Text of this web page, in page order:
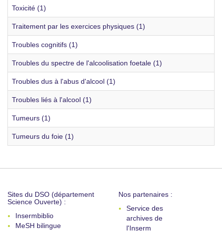
Toxicité (1)
Traitement par les exercices physiques (1)
Troubles cognitifs (1)
Troubles du spectre de l'alcoolisation foetale (1)
Troubles dus à l'abus d'alcool (1)
Troubles liés à l'alcool (1)
Tumeurs (1)
Tumeurs du foie (1)
Sites du DSO (département
Science Ouverte) :
Insermbiblio
MeSH bilingue
Nos partenaires :
Service des
archives de
l'Inserm